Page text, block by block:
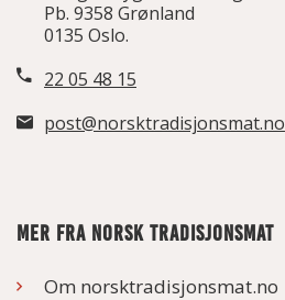
Pb. 9358 Grønland
0135 Oslo.
22 05 48 15
post@norsktradisjonsmat.no
MER FRA NORSK TRADISJONSMAT
Om norsktradisjonsmat.no